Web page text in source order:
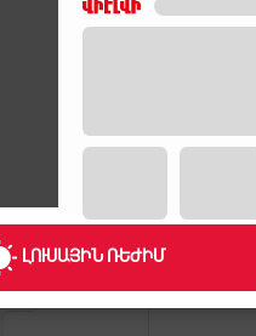
ԼՈՒՍԱՅԻՆ ՌԵԺԻՄ